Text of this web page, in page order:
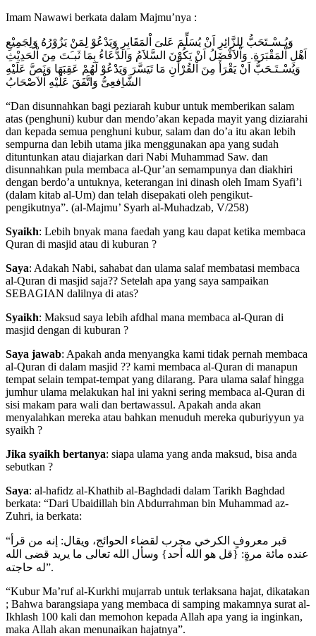
Imam Nawawi berkata dalam Majmu’nya :
وَيُـسْـتَحَبُّ لِلزَّائِرِ اَنْ يُسَلِّمَ عَلىَ اْلمَقَابِرِ وَيَدْعُوْ لِمَنْ يَزُوْرُهُ وَلِجَمِيْعِ
اَهْلِ اْلمَقْبَرَةِ. وَاْلاَفْضَلُ اَنْ يَكُوْنَ السَّلاَمُ وَالدُّعَاءُ بِمَا ثَبـَتَ مِنَ اْلحَدِيْثِ
وَيُسْـتَـحَبُّ اَنْ يَقْرَأَ مِنَ اْلقُرْأٰنِ مَا تَيَسَّرَ وَيَدْعُوْ لَهُمْ عَقِبَهَا وَنَصَّ عَلَيْهِ
الشَّاِفعِىُّ وَاتَّفَقَ عَلَيْهِ اْلاَصْحَابُ
“Dan disunnahkan bagi peziarah kubur untuk memberikan salam
atas (penghuni) kubur dan mendo’akan kepada mayit yang diziarahi
dan kepada semua penghuni kubur, salam dan do’a itu akan lebih
sempurna dan lebih utama jika menggunakan apa yang sudah
dituntunkan atau diajarkan dari Nabi Muhammad Saw. dan
disunnahkan pula membaca al-Qur’an semampunya dan diakhiri
dengan berdo’a untuknya, keterangan ini dinash oleh Imam Syafi’i
(dalam kitab al-Um) dan telah disepakati oleh pengikut-
pengikutnya”. (al-Majmu’ Syarh al-Muhadzab, V/258)
Syaikh: Lebih bnyak mana faedah yang kau dapat ketika membaca
Quran di masjid atau di kuburan ?
Saya: Adakah Nabi, sahabat dan ulama salaf membatasi membaca
al-Quran di masjid saja?? Setelah apa yang saya sampaikan
SEBAGIAN dalilnya di atas?
Syaikh: Maksud saya lebih afdhal mana membaca al-Quran di
masjid dengan di kuburan ?
Saya jawab: Apakah anda menyangka kami tidak pernah membaca
al-Quran di dalam masjid ?? kami membaca al-Quran di manapun
tempat selain tempat-tempat yang dilarang. Para ulama salaf hingga
jumhur ulama melakukan hal ini yakni sering membaca al-Quran di
sisi makam para wali dan bertawassul. Apakah anda akan
menyalahkan mereka atau bahkan menuduh mereka quburiyyun ya
syaikh ?
Jika syaikh bertanya: siapa ulama yang anda maksud, bisa anda
sebutkan ?
Saya: al-hafidz al-Khathib al-Baghdadi dalam Tarikh Baghdad
berkata: “Dari Ubaidillah bin Abdurrahman bin Muhammad az-
Zuhri, ia berkata:
“قبر معروفٍ الكرخي مجرب لقضاء الحوائج، ويقال: إنه من قرأ
عنده مائة مرةٍ: {قل هو الله أحد} وسأل الله تعالى ما يريد قضى الله
له حاجته”.
“Kubur Ma’ruf al-Kurkhi mujarrab untuk terlaksana hajat, dikatakan
; Bahwa barangsiapa yang membaca di samping makamnya surat al-
Ikhlash 100 kali dan memohon kepada Allah apa yang ia inginkan,
maka Allah akan menunaikan hajatnya”.